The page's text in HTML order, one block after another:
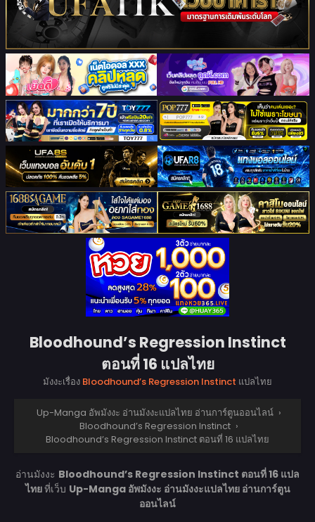
Bloodhound’s Regression Instinct
ตอนที่ 16 แปลไทย
มังงะเรื่อง Bloodhound’s Regression Instinct แปลไทย
Up-Manga อัพมังงะ อ่านมังงะแปลไทย อ่านการ์ตูนออนไลน์ ›
Bloodhound’s Regression Instinct ›
Bloodhound’s Regression Instinct ตอนที่ 16 แปลไทย
อ่านมังงะ Bloodhound’s Regression Instinct ตอนที่ 16 แปล
ไทยที่เว็บ Up-Manga อัพมังงะ อ่านมังงะแปลไทย อ่านการ์ตูน
ออนไลน์